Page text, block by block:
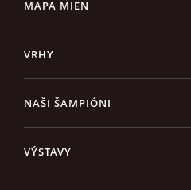
MAPA MIEN
VRHY
NAŠI ŠAMPIÓNI
VÝSTAVY